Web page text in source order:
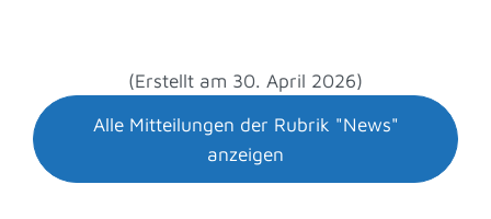
(Erstellt am 30. April 2026)
Alle Mitteilungen der Rubrik "News"
anzeigen